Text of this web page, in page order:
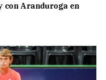
con Aranduroga en